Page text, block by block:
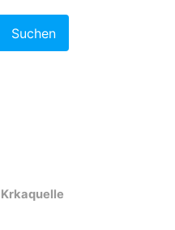
Suchen
Krkaquelle